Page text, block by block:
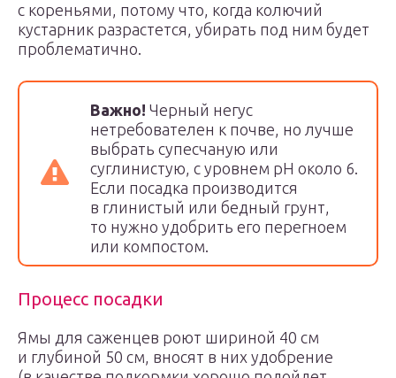
с кореньями, потому что, когда колючий
кустарник разрастется, убирать под ним будет
проблематично.
Важно! Черный негус
нетребователен к почве, но лучше
выбрать супесчаную или
суглинистую, с уровнем pH около 6.
Если посадка производится
в глинистый или бедный грунт,
то нужно удобрить его перегноем
или компостом.
Процесс посадки
Ямы для саженцев роют шириной 40 см
и глубиной 50 см, вносят в них удобрение